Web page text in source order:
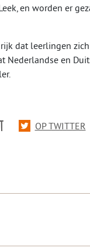
en worden er
dat leerlingen
Nederlandse en
OP TWITTER